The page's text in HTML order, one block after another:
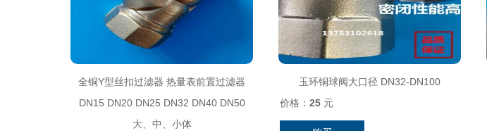
全铜Y型丝扣过滤器 热量表前置过滤器
DN15 DN20 DN25 DN32 DN40 DN50
大、中、小体
玉环铜球阀大口径 DN32-DN100
价格： 25 元